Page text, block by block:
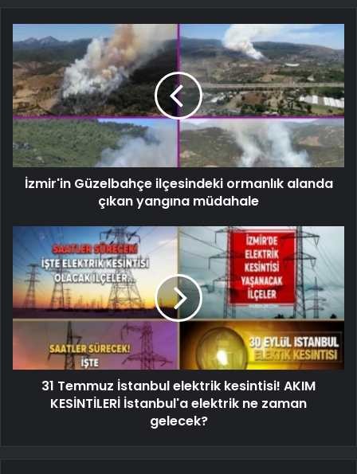
İzmir'in Güzelbahçe ilçesindeki ormanlık alanda
çıkan yangına müdahale
31 Temmuz İstanbul elektrik kesintisi! AKIM
KESİNTİLERİ İstanbul'a elektrik ne zaman
gelecek?